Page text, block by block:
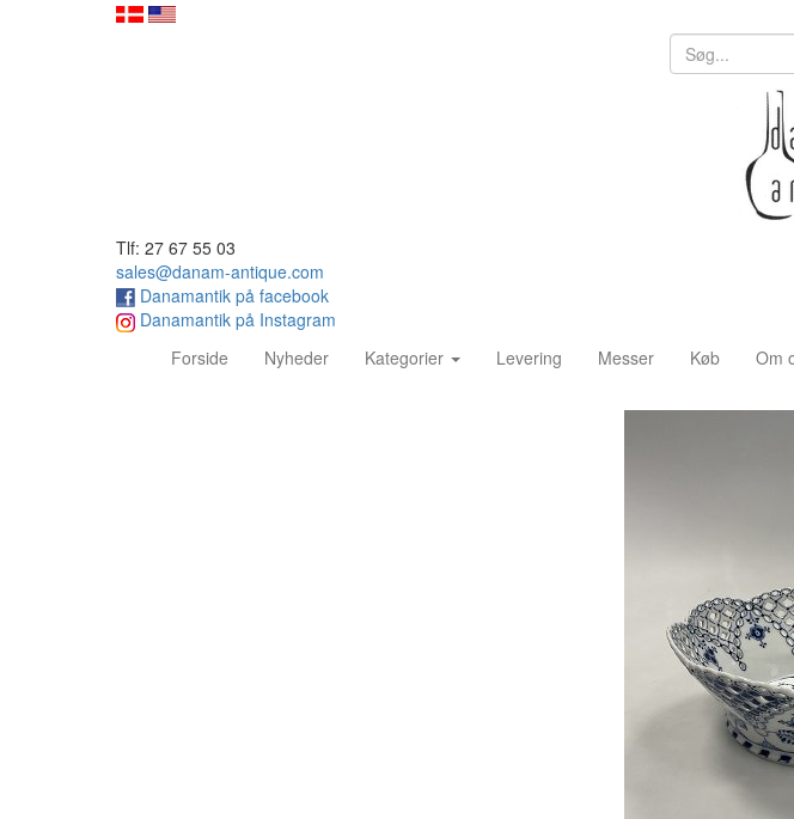
Tlf: 27 67 55 03
sales@danam-antique.com
Danamantik på facebook
Danamantik på Instagram
Forside (current)Nyheder Kategorier Levering Messer Køb Om